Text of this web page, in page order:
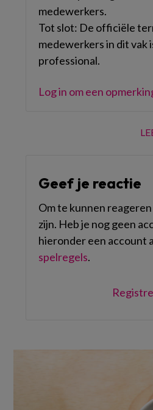
medewerkers.
Tot slot: De officiële
medewerkers in dit vak
professional.
Log in om een
Geef je reactie
Om te kunnen
zijn. Heb je nog geen
hieronder een account
spelregels.